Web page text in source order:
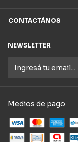
CONTACTÁNOS
NEWSLETTER
Medios de pago